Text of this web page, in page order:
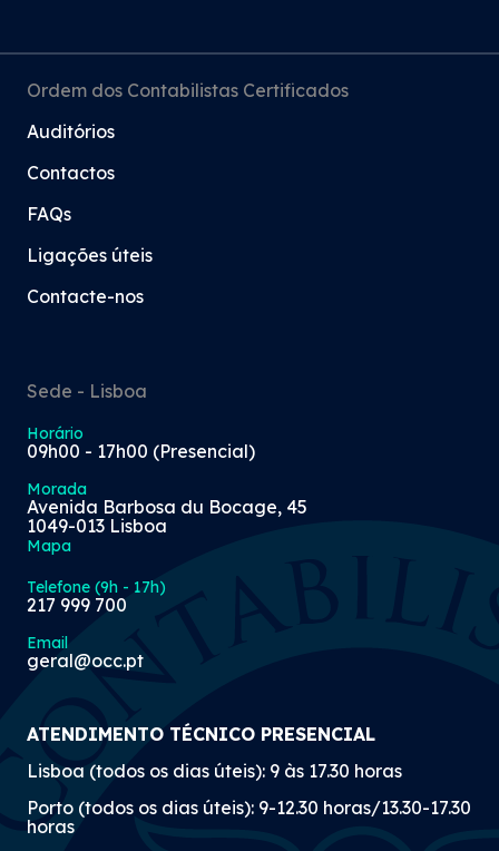
Ordem dos Contabilistas Certificados
Auditórios
Contactos
FAQs
Ligações úteis
Contacte-nos
Sede - Lisboa
Horário
09h00 - 17h00 (Presencial)
Morada
Avenida Barbosa du Bocage, 45
1049-013 Lisboa
Mapa
Telefone (9h - 17h)
217 999 700
Email
geral@occ.pt
ATENDIMENTO TÉCNICO PRESENCIAL
Lisboa (todos os dias úteis): 9 às 17.30 horas
Porto (todos os dias úteis): 9-12.30 horas/13.30-17.30
horas